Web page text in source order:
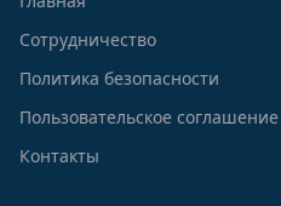
Сотрудничество
Политика безопасности
Пользовательское соглашение
Контакты